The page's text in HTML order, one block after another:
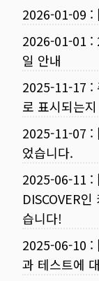
2026-01-09 :
2026-01-01 :
일 안내
2025-11-17 :
로 표시되는
2025-11-07 :
었습니다.
2025-06-11 :
DISCOVER
습니다!
2025-06-10 :
과 테스트에